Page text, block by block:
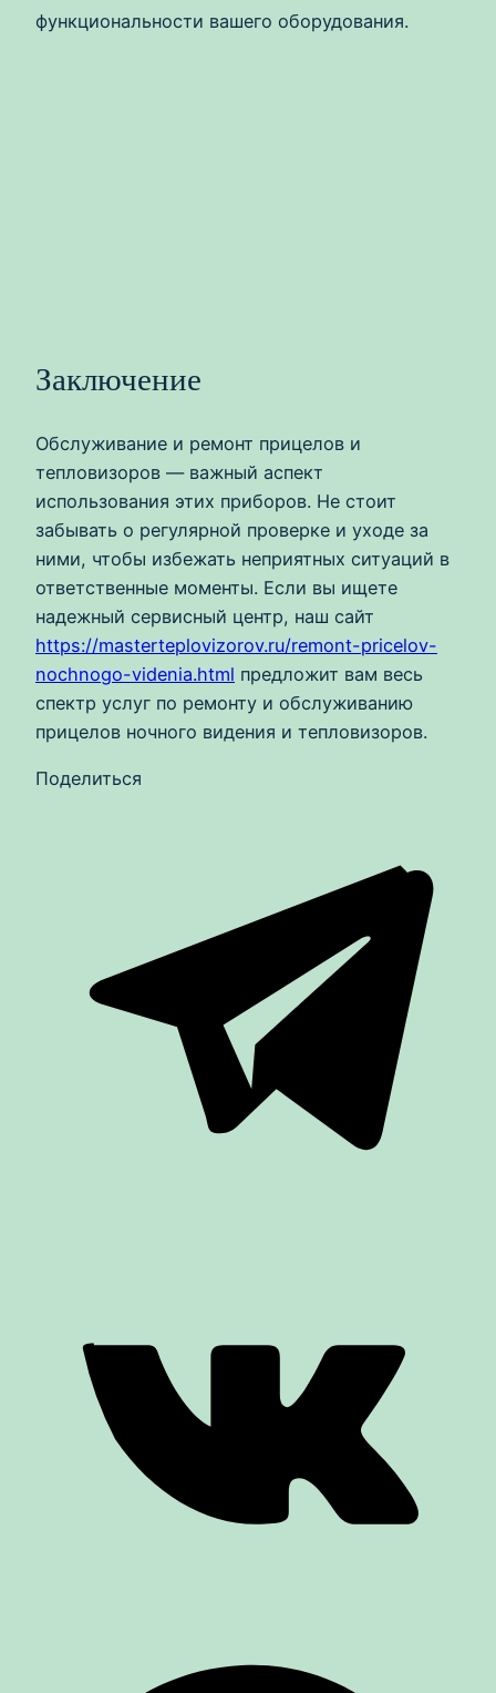
функциональности вашего оборудования.
Заключение
Обслуживание и ремонт прицелов и
тепловизоров — важный аспект
использования этих приборов. Не стоит
забывать о регулярной проверке и уходе за
ними, чтобы избежать неприятных ситуаций в
ответственные моменты. Если вы ищете
надежный сервисный центр, наш сайт
https://masterteplovizorov.ru/remont-pricelov-
nochnogo-videnia.html предложит вам весь
спектр услуг по ремонту и обслуживанию
прицелов ночного видения и тепловизоров.
Поделиться